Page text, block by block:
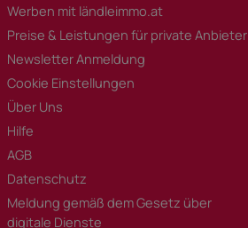
Werben mit ländleimmo.at
Preise & Leistungen für private Anbieter
Newsletter Anmeldung
Cookie Einstellungen
Über Uns
Hilfe
AGB
Datenschutz
Meldung gemäß dem Gesetz über
digitale Dienste